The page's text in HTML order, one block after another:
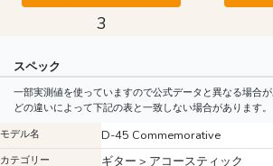
3
スペック
一部実測値を使っていますので公式データと異なる場合
どの違いによって下記の表と一致しない場合があります。
モデル名
D-45 Commemorative
カテゴリー ギター > アコースティック